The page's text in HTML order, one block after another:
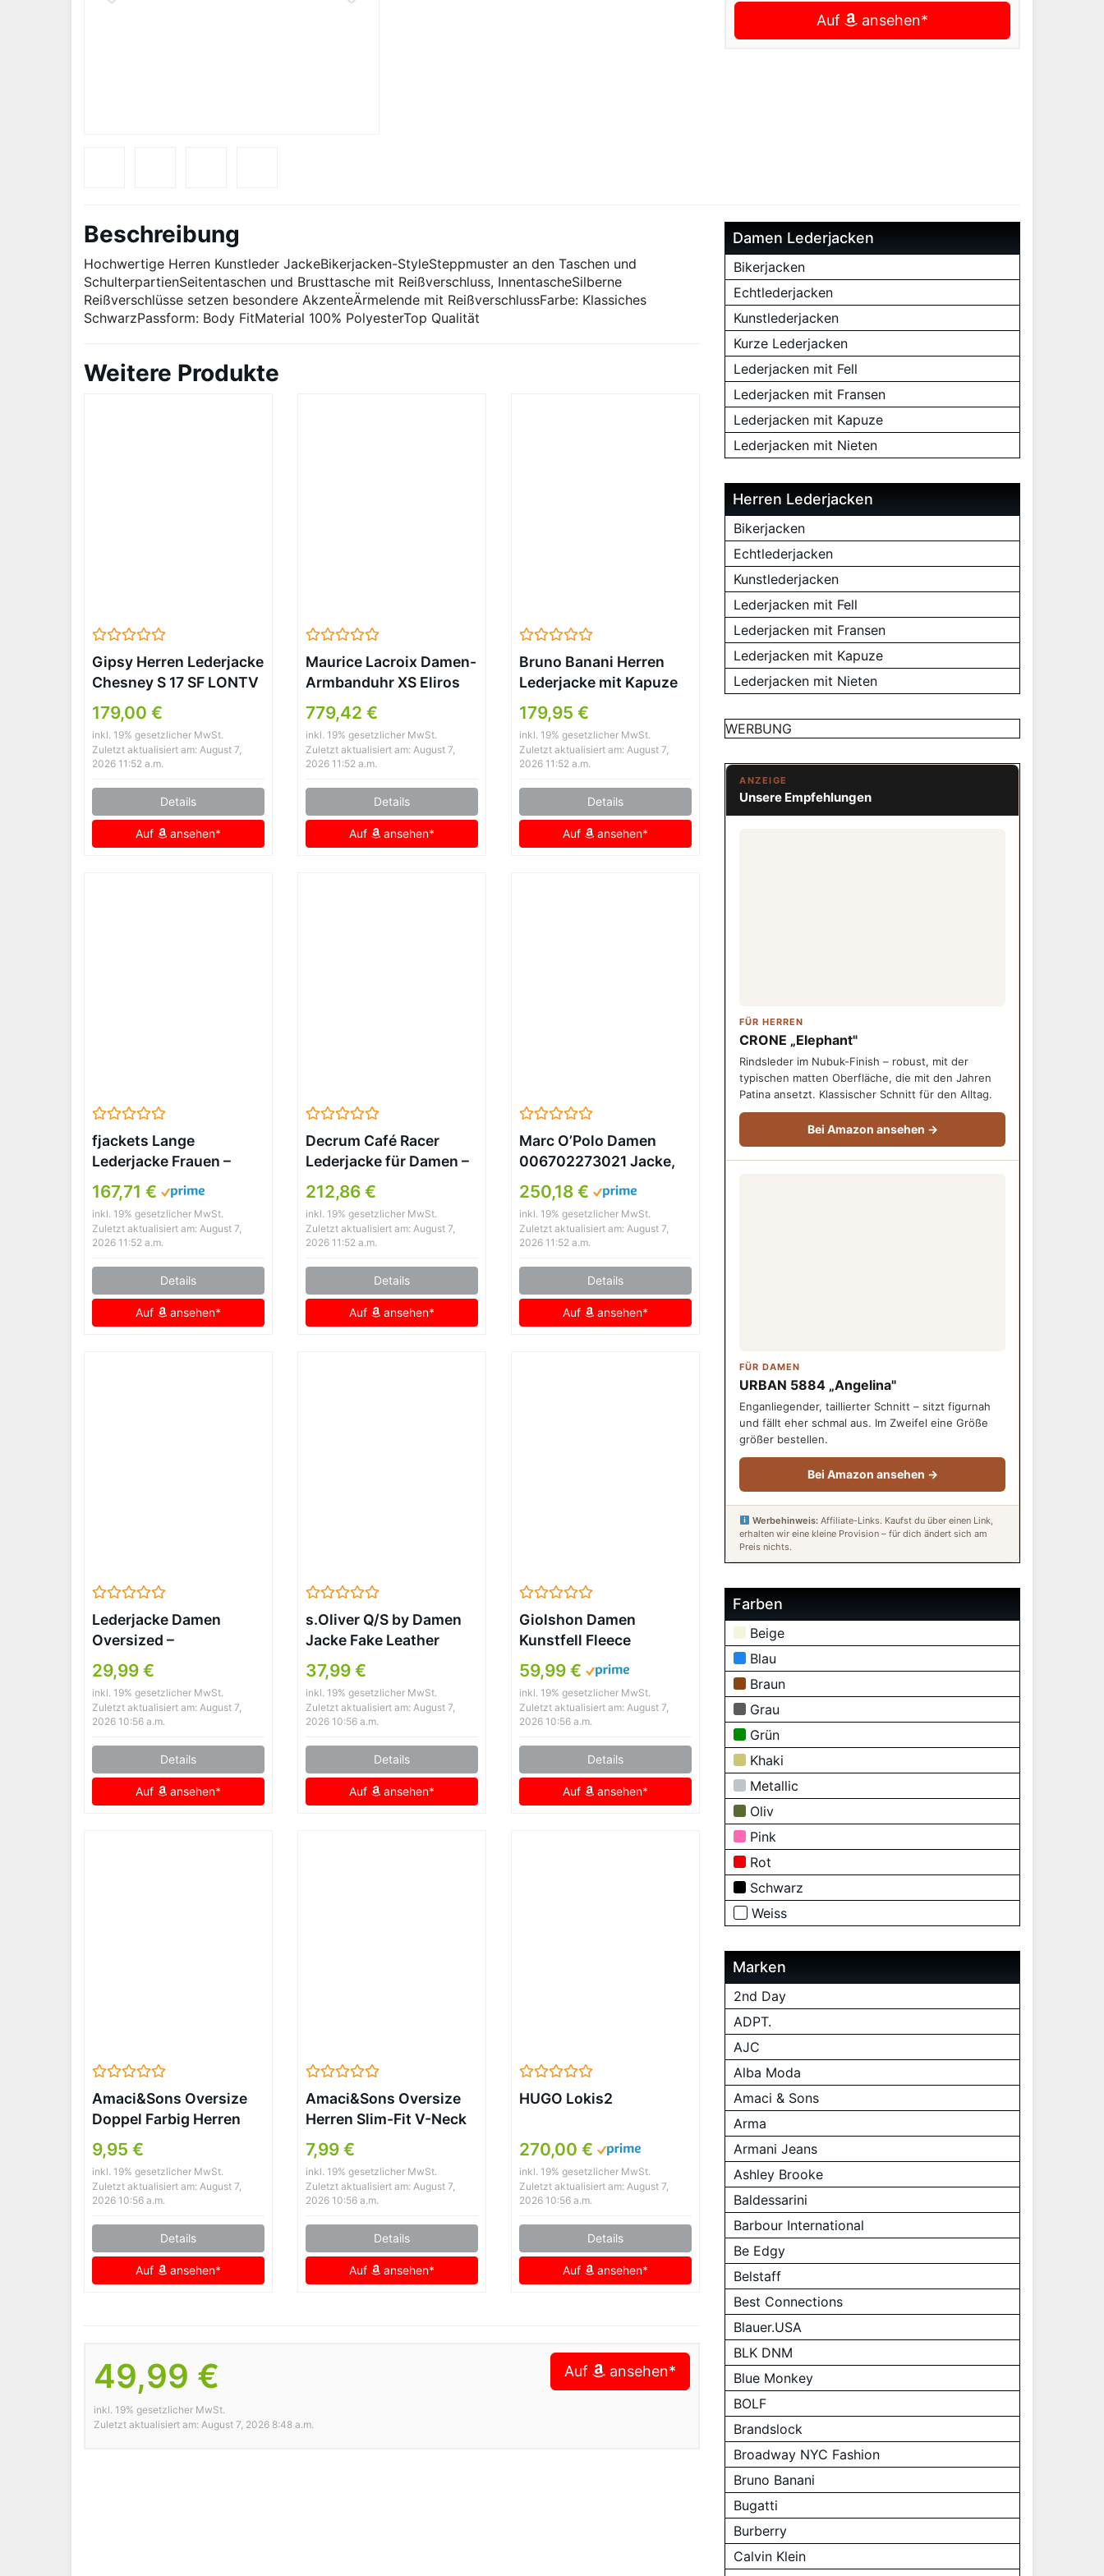
Auf ansehen*
Beschreibung
Hochwertige Herren Kunstleder JackeBikerjacken-StyleSteppmuster an den Taschen und
SchulterpartienSeitentaschen und Brusttasche mit Reißverschluss, InnentascheSilberne
Reißverschlüsse setzen besondere AkzenteÄrmelende mit ReißverschlussFarbe: Klassiches
SchwarzPassform: Body FitMaterial 100% PolyesterTop Qualität
Weitere Produkte
Gipsy Herren Lederjacke
Chesney S 17 SF LONTV
antrazit (XXL)
179,00 €
inkl. 19% gesetzlicher MwSt.
Zuletzt aktualisiert am: August 7,
2026 11:52 a.m.
Details
Auf ansehen*
Maurice Lacroix Damen-
Armbanduhr XS Eliros
Analog Quarz Leder
EL1084-SS001-310
779,42 €
inkl. 19% gesetzlicher MwSt.
Zuletzt aktualisiert am: August 7,
2026 11:52 a.m.
Details
Auf ansehen*
Bruno Banani Herren
Lederjacke mit Kapuze
aus Lammnappa
179,95 €
inkl. 19% gesetzlicher MwSt.
Zuletzt aktualisiert am: August 7,
2026 11:52 a.m.
Details
Auf ansehen*
fjackets Lange
Lederjacke Frauen –
Echtes Lammfell Leder
Motorradjacke & Mäntel
für Damen, Victoria
Brown, L
167,71 €
inkl. 19% gesetzlicher MwSt.
Zuletzt aktualisiert am: August 7,
2026 11:52 a.m.
Details
Auf ansehen*
Decrum Café Racer
Lederjacke für Damen –
Lammleder, Schwarz
212,86 €
inkl. 19% gesetzlicher MwSt.
Zuletzt aktualisiert am: August 7,
2026 11:52 a.m.
Details
Auf ansehen*
Marc O’Polo Damen
006702273021 Jacke,
Schwarz (Black 990),
(Herstellergröße: 42)
250,18 €
inkl. 19% gesetzlicher MwSt.
Zuletzt aktualisiert am: August 7,
2026 11:52 a.m.
Details
Auf ansehen*
Lederjacke Damen
Oversized –
Motorradjacke
Lederoptik
Softshelljacke
Winddicht
Übergangsjacke
Reverskragen
Sweatjacke Hip Hop
Bikejacke Festlich
29,99 €
inkl. 19% gesetzlicher MwSt.
Zuletzt aktualisiert am: August 7,
2026 10:56 a.m.
Details
Auf ansehen*
s.Oliver Q/S by Damen
Jacke Fake Leather
GREY/BLACK M
37,99 €
inkl. 19% gesetzlicher MwSt.
Zuletzt aktualisiert am: August 7,
2026 10:56 a.m.
Details
Auf ansehen*
Giolshon Damen
Kunstfell Fleece
Kurzmantel Warmer
Flauschiger
Herbstmantel Zottelige
Modische Weiche
Oberbekleidung 3671
Schwarz L
59,99 €
inkl. 19% gesetzlicher MwSt.
Zuletzt aktualisiert am: August 7,
2026 10:56 a.m.
Details
Auf ansehen*
Amaci&Sons Oversize
Doppel Farbig Herren
Slim-Fit T-Shirt
Anthrazit/Schwarz
9,95 €
inkl. 19% gesetzlicher MwSt.
Zuletzt aktualisiert am: August 7,
2026 10:56 a.m.
Details
Auf ansehen*
Amaci&Sons Oversize
Herren Slim-Fit V-Neck
T-Shirt Schwarz
7,99 €
inkl. 19% gesetzlicher MwSt.
Zuletzt aktualisiert am: August 7,
2026 10:56 a.m.
Details
Auf ansehen*
HUGO Lokis2
270,00 €
inkl. 19% gesetzlicher MwSt.
Zuletzt aktualisiert am: August 7,
2026 10:56 a.m.
Details
Auf ansehen*
49,99 €
inkl. 19% gesetzlicher MwSt.
Zuletzt aktualisiert am: August 7, 2026 8:48 a.m.
Auf ansehen*
Damen Lederjacken
Bikerjacken
Echtlederjacken
Kunstlederjacken
Kurze Lederjacken
Lederjacken mit Fell
Lederjacken mit Fransen
Lederjacken mit Kapuze
Lederjacken mit Nieten
Herren Lederjacken
Bikerjacken
Echtlederjacken
Kunstlederjacken
Lederjacken mit Fell
Lederjacken mit Fransen
Lederjacken mit Kapuze
Lederjacken mit Nieten
WERBUNG
ANZEIGE
Unsere Empfehlungen
FÜR HERREN
CRONE „Elephant"
Rindsleder im Nubuk-Finish – robust, mit der
typischen matten Oberfläche, die mit den Jahren
Patina ansetzt. Klassischer Schnitt für den Alltag.
Bei Amazon ansehen →
FÜR DAMEN
URBAN 5884 „Angelina"
Enganliegender, taillierter Schnitt – sitzt figurnah
und fällt eher schmal aus. Im Zweifel eine Größe
größer bestellen.
Bei Amazon ansehen →
Werbehinweis:Affiliate-Links. Kaufst du über einen Link,
erhalten wir eine kleine Provision – für dich ändert sich am
Preis nichts.
Farben
Beige
Blau
Braun
Grau
Grün
Khaki
Metallic
Oliv
Pink
Rot
Schwarz
Weiss
Marken
2nd Day
ADPT.
AJC
Alba Moda
Amaci & Sons
Arma
Armani Jeans
Ashley Brooke
Baldessarini
Barbour International
Be Edgy
Belstaff
Best Connections
Blauer.USA
BLK DNM
Blue Monkey
BOLF
Brandslock
Broadway NYC Fashion
Bruno Banani
Bugatti
Burberry
Calvin Klein